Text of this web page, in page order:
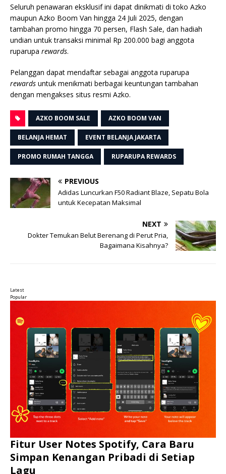
Seluruh penawaran eksklusif ini dapat dinikmati di toko Azko
maupun Azko Boom Van hingga 24 Juli 2025, dengan
tambahan promo hingga 70 persen, Flash Sale, dan hadiah
undian untuk transaksi minimal Rp 200.000 bagi anggota
ruparupa rewards.
Pelanggan dapat mendaftar sebagai anggota ruparupa
rewards untuk menikmati berbagai keuntungan tambahan
dengan mengakses situs resmi Azko.
AZKO BOOM SALE AZKO BOOM VAN
BELANJA HEMAT EVENT BELANJA JAKARTA
PROMO RUMAH TANGGA RUPARUPA REWARDS
PREVIOUS
Adidas Luncurkan F50 Radiant Blaze, Sepatu Bola
untuk Kecepatan Maksimal
NEXT
Dokter Temukan Belut Berenang di Perut Pria,
Bagaimana Kisahnya?
Latest
Popular
Fitur User Notes Spotify, Cara Baru
Simpan Kenangan Pribadi di Setiap
Lagu